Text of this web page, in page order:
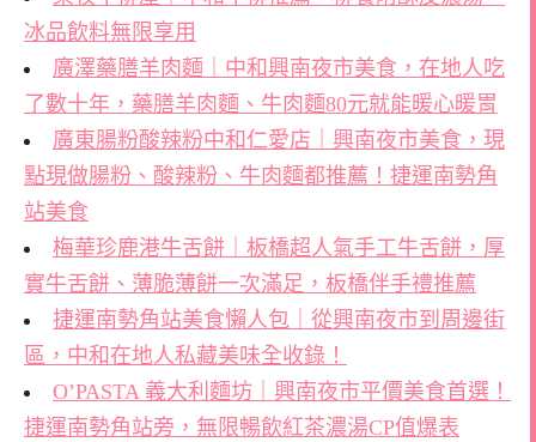
冰品飲料無限享用
廣澤藥膳羊肉麵｜中和興南夜市美食，在地人吃
了數十年，藥膳羊肉麵、牛肉麵80元就能暖心暖胃
廣東腸粉酸辣粉中和仁愛店｜興南夜市美食，現
點現做腸粉、酸辣粉、牛肉麵都推薦！捷運南勢角
站美食
梅華珍鹿港牛舌餅｜板橋超人氣手工牛舌餅，厚
實牛舌餅、薄脆薄餅一次滿足，板橋伴手禮推薦
捷運南勢角站美食懶人包｜從興南夜市到周邊街
區，中和在地人私藏美味全收錄！
O’PASTA 義大利麵坊｜興南夜市平價美食首選！
捷運南勢角站旁，無限暢飲紅茶濃湯CP值爆表